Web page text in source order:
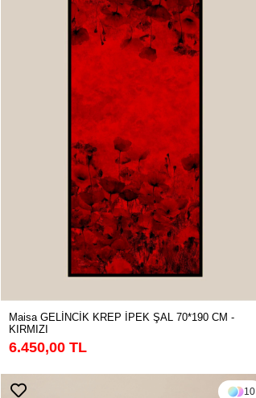
Maisa GELİNCİK KREP İPEK ŞAL 70*190 CM -
KIRMIZI
6.450,00 TL
10